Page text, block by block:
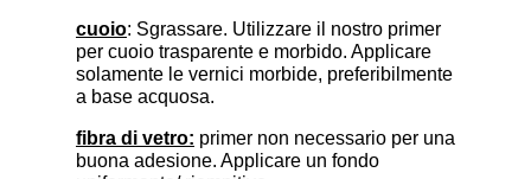
cuoio: Sgrassare. Utilizzare il nostro primer
per cuoio trasparente e morbido. Applicare
solamente le vernici morbide, preferibilmente
a base acquosa.
fibra di vetro: primer non necessario per una
buona adesione. Applicare un fondo